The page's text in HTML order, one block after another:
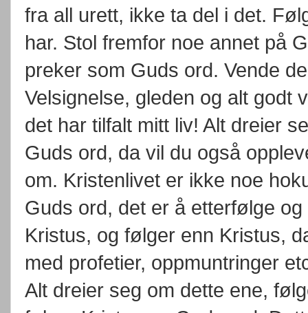
fra all urett, ikke ta del i det.
har. Stol fremfor noe annet på
preker som Guds ord. Vende
Velsignelse, gleden og alt godt
det har tilfalt mitt liv! Alt dreier
Guds ord, da vil du også
om. Kristenlivet er ikke noe
Guds ord, det er å etterfølge
Kristus, og følger enn Kristus,
med profetier, oppmuntringer
Alt dreier seg om dette ene,